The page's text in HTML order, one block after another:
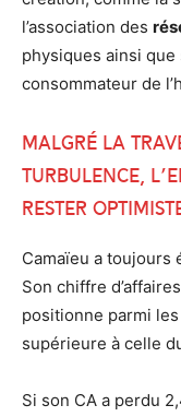
l’association des
physiques ainsi que
consommateur de
Malgré la
turbulence,
rester
Camaïeu a toujours
Son chiffre
positionne parmi
supérieure à celle
Si son CA a perdu